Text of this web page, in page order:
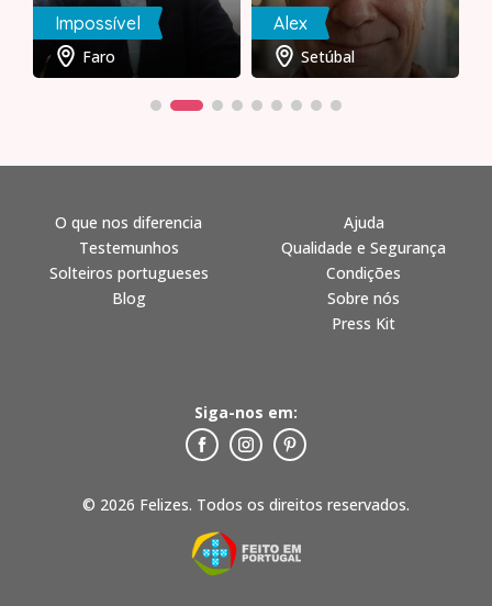
Impossível
Faro
Alex
Setúbal
© 2026 Felizes. Todos os direitos reservados.
O que nos diferencia
Testemunhos
Solteiros portugueses
Blog
Ajuda
Qualidade e Segurança
Condições
Sobre nós
Press Kit
Siga-nos em: